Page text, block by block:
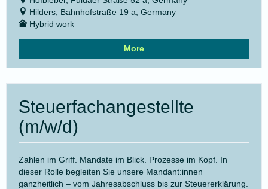
Hilders, Bahnhofstraße 19 a, Germany
Hybrid work
More
Steuerfachangestellte
(m/w/d)
Zahlen im Griff. Mandate im Blick. Prozesse im Kopf. In
dieser Rolle begleiten Sie unsere Mandant:innen
ganzheitlich – vom Jahresabschluss bis zur Steuererklärung.